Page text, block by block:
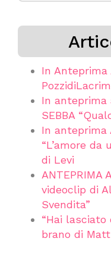
In Anteprima
In anteprima
SEBBA
In anteprima
“L’amore da
di Levi
ANTEPRIMA
videoclip di
Svendita”
“Hai lasciato
brano di